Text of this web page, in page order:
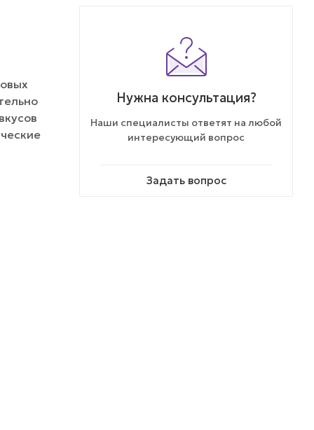
Нужна консультация?
Наши специалисты ответят на любой
интересующий вопрос
Задать вопрос